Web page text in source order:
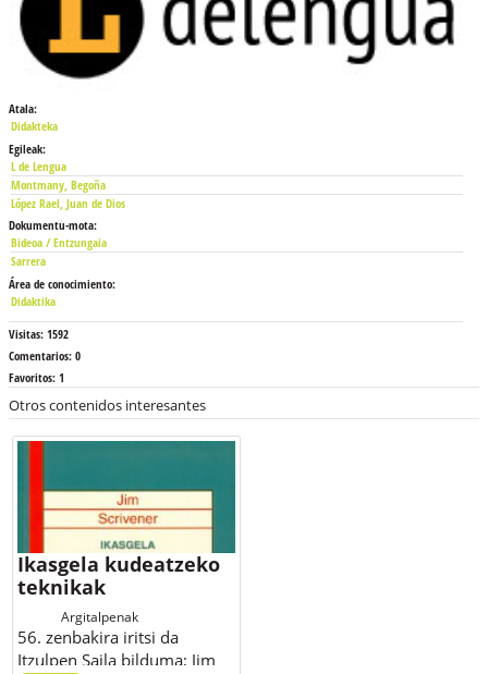
Atala:
Didakteka
Egileak:
L de Lengua
Montmany, Begoña
López Rael, Juan de Dios
Dokumentu-mota:
Bideoa / Entzungaia
Sarrera
Área de conocimiento:
Didaktika
Visitas: 1592
Comentarios: 0
Favoritos: 1
Otros contenidos interesantes
Ikasgela kudeatzeko
teknikak
Argitalpenak
56. zenbakira iritsi da
Itzulpen Saila bilduma; Jim